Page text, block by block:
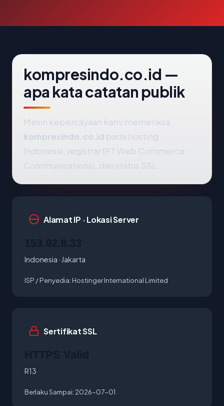
kompresindo.co.id —
apa kata catatan publik
Mesin kepercayaan kami memeriksa
kompresindo.co.id pada hosting
Indonesia, registrar (PT Web Commerce
Communications), dan status SSL.
Alamat IP · Lokasi Server
Indonesia · Jakarta
ISP / Penyedia: Hostinger International Limited
Sertifikat SSL
R13
Berlaku Sampai: 2026-07-01